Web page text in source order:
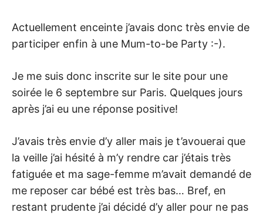
Actuellement enceinte j’avais donc très envie de
participer enfin à une Mum-to-be Party :-).
Je me suis donc inscrite sur le site pour une
soirée le 6 septembre sur Paris. Quelques jours
après j’ai eu une réponse positive!
J’avais très envie d’y aller mais je t’avouerai que
la veille j’ai hésité à m’y rendre car j’étais très
fatiguée et ma sage-femme m’avait demandé de
me reposer car bébé est très bas… Bref, en
restant prudente j’ai décidé d’y aller pour ne pas